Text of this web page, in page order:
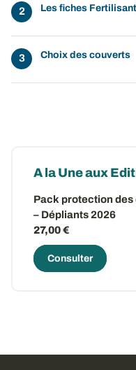
Les fiches
Choix des couverts
A la Une aux
Pack protection
– Dépliants 2026
27,00 €
Consulter